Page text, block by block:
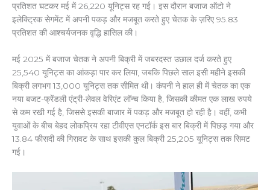
प्रतिशत घटकर मई में 26,220 यूनिट्स रह गई। इस दौरान बजाज ऑटो ने
इलेक्ट्रिक सेगमेंट में अपनी पकड़ और मजबूत करते हुए चेतक के ज़रिए 95.83
प्रतिशत की आश्चर्यजनक वृद्धि हासिल की।
मई 2025 में बजाज चेतक ने अपनी बिक्री में जबरदस्त उछाल दर्ज करते हुए
25,540 यूनिट्स का आंकड़ा पार कर लिया, जबकि पिछले साल इसी महीने इसकी
बिक्री लगभग 13,000 यूनिट्स तक सीमित थी। कंपनी ने हाल ही में चेतक का एक
नया बजट-फ्रेंडली एंट्री-लेवल वेरिएंट लॉन्च किया है, जिसकी कीमत एक लाख रुपये
से कम रखी गई है, जिससे इसकी बाजार में पकड़ और मजबूत हो रही है। वहीं, कभी
युवाओं के बीच बेहद लोकप्रिय रहा टीवीएस एनटॉर्क इस बार बिक्री में पिछड़ गया और
13.84 फीसदी की गिरावट के साथ इसकी कुल बिक्री 25,205 यूनिट्स तक सिमट
गई।